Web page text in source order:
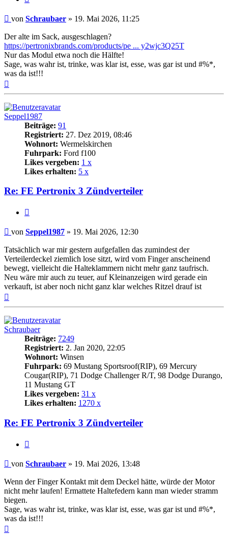
Beitrag
von Schraubaer » 19. Mai 2026, 11:25
Der alte im Sack, ausgeschlagen?
https://pertronixbrands.com/products/pe ... y2wjc3Q25T
Nur das Modul etwa noch die Hälfte!
Sage, was wahr ist, trinke, was klar ist, esse, was gar ist und #%*,
was da ist!!!
Seppel1987
Beiträge: 91
Registriert: 27. Dez 2019, 08:46
Wohnort: Wermelskirchen
Fuhrpark: Ford f100
Likes vergeben: 1 x
Likes erhalten: 5 x
Re: FE Pertronix 3 Zündverteiler
Beitrag
von Seppel1987 » 19. Mai 2026, 12:30
Tatsächlich war mir gestern aufgefallen das zumindest der
Verteilerdeckel ziemlich lose sitzt, wird vom Finger anscheinend
bewegt, vielleicht die Halteklammern nicht mehr ganz taufrisch.
Neu wäre mir auch zu teuer, auf Kleinanzeigen wird gerade ein
verkauft, ist aber noch nicht ganz klar welches Ritzel drauf ist
Schraubaer
Beiträge: 7249
Registriert: 2. Jan 2020, 22:05
Wohnort: Winsen
Fuhrpark: 69 Mustang Sportsroof(RIP), 69 Mercury
Cougar(RIP), 71 Dodge Challenger R/T, 98 Dodge Durango,
11 Mustang GT
Likes vergeben: 31 x
Likes erhalten: 1270 x
Re: FE Pertronix 3 Zündverteiler
Beitrag
von Schraubaer » 19. Mai 2026, 13:48
Wenn der Finger Kontakt mit dem Deckel hätte, würde der Motor
nicht mehr laufen! Ermattete Haltefedern kann man wieder stramm
biegen.
Sage, was wahr ist, trinke, was klar ist, esse, was gar ist und #%*,
was da ist!!!